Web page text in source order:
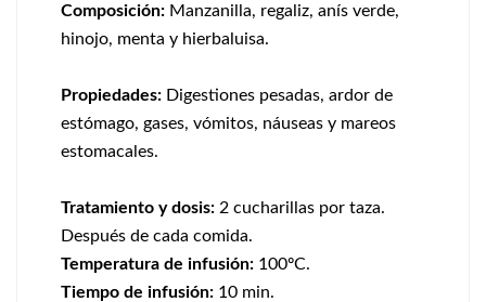
Composición: Manzanilla, regaliz, anís verde,
hinojo, menta y hierbaluisa.
Propiedades: Digestiones pesadas, ardor de
estómago, gases, vómitos, náuseas y mareos
estomacales.
Tratamiento y dosis: 2 cucharillas por taza.
Después de cada comida.
Temperatura de infusión: 100ºC.
Tiempo de infusión: 10 min.